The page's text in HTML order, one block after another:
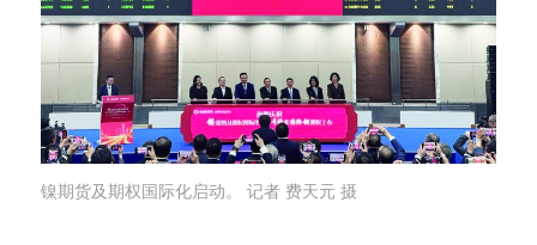
镍期货及期权国际化启动。 记者 费天元 摄